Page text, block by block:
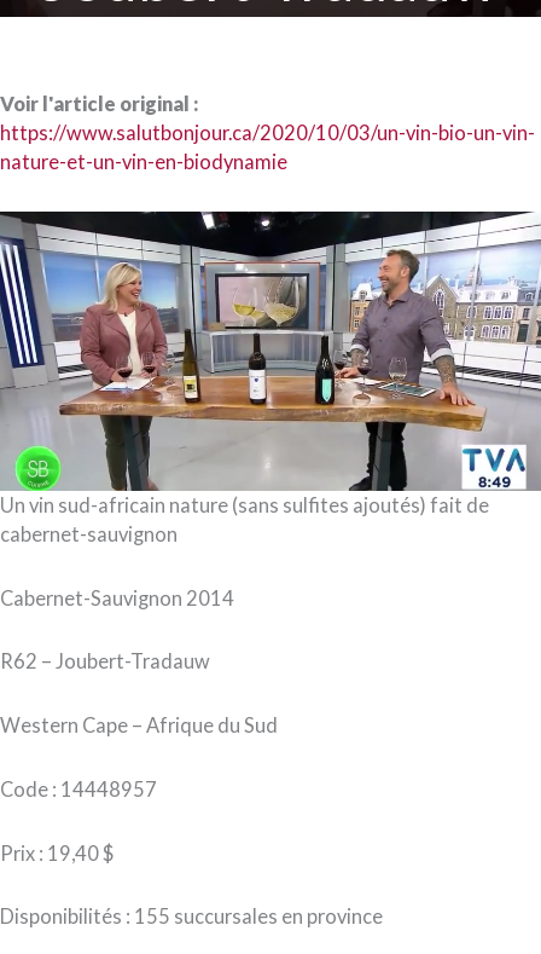
Voir l'article original :
https://www.salutbonjour.ca/2020/10/03/un-vin-bio-un-vin-
nature-et-un-vin-en-biodynamie
Un vin sud-africain nature (sans sulfites ajoutés) fait de
cabernet-sauvignon
Cabernet-Sauvignon 2014
R62 – Joubert-Tradauw
Western Cape – Afrique du Sud
Code : 14448957
Prix : 19,40 $
Disponibilités : 155 succursales en province